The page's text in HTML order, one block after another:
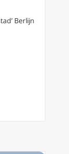
Berlijn
als kool